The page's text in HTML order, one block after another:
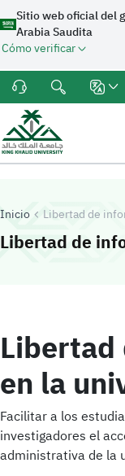
Sitio web oficial del
Arabia Saudita
Cómo verificar
Inicio Libertad de
Libertad de
Libertad
en la
Facilitar a los
investigadores el
administrativa de la